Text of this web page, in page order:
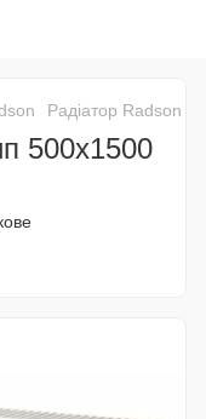
Радіатор Radson
500х1500